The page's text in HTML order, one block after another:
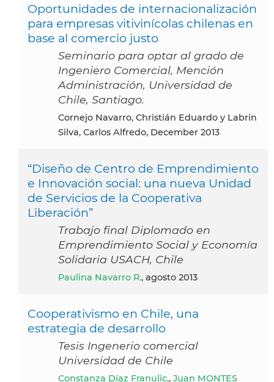
Oportunidades de internacionalización
para empresas vitivinícolas chilenas en
base al comercio justo
Seminario para optar al grado de
Ingeniero Comercial, Mención
Administración, Universidad de
Chile, Santiago.
Cornejo Navarro, Christián Eduardo y Labrin
Silva, Carlos Alfredo, December 2013
“Diseño de Centro de Emprendimiento
e Innovación social: una nueva Unidad
de Servicios de la Cooperativa
Liberación”
Trabajo final Diplomado en
Emprendimiento Social y Economía
Solidaria USACH, Chile
Paulina Navarro R., agosto 2013
Cooperativismo en Chile, una
estrategia de desarrollo
Tesis Ingenerio comercial
Universidad de Chile
Constanza Díaz Franulic,, Juan MONTES